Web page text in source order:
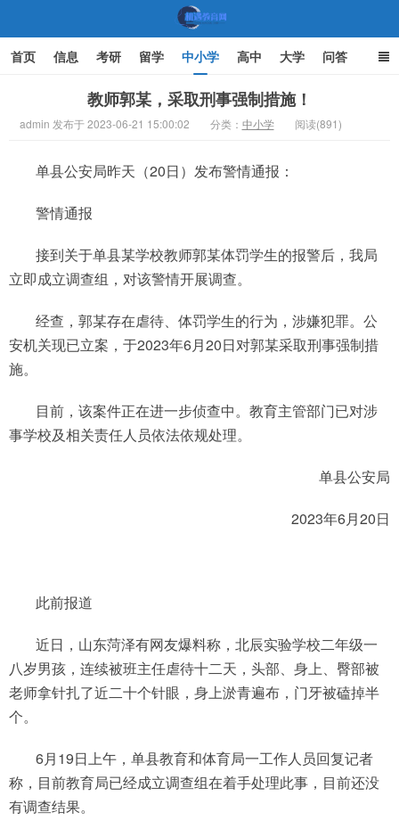
首页 信息 考研 留学 中小学 高中 大学 问答
家庭教育教师郭某，采取刑事强制措施！
admin 发布于 2023-06-21 15:00:02 分类： 中小学 阅读(891)
单县公安局昨天（20日）发布警情通报：
警情通报
接到关于单县某学校教师郭某体罚学生的报警后，我局
立即成立调查组，对该警情开展调查。
经查，郭某存在虐待、体罚学生的行为，涉嫌犯罪。公
安机关现已立案，于2023年6月20日对郭某采取刑事强制措
施。
目前，该案件正在进一步侦查中。教育主管部门已对涉
事学校及相关责任人员依法依规处理。
单县公安局
2023年6月20日
此前报道
近日，山东菏泽有网友爆料称，北辰实验学校二年级一
八岁男孩，连续被班主任虐待十二天，头部、身上、臀部被
老师拿针扎了近二十个针眼，身上淤青遍布，门牙被磕掉半
个。
6月19日上午，单县教育和体育局一工作人员回复记者
称，目前教育局已经成立调查组在着手处理此事，目前还没
有调查结果。